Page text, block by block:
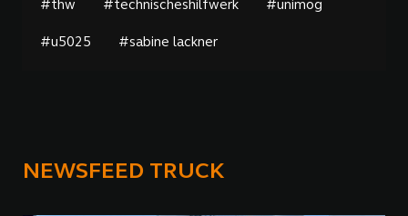
#thw #technischeshilfwerk #unimog
#u5025 #sabine lackner
NEWSFEED TRUCK